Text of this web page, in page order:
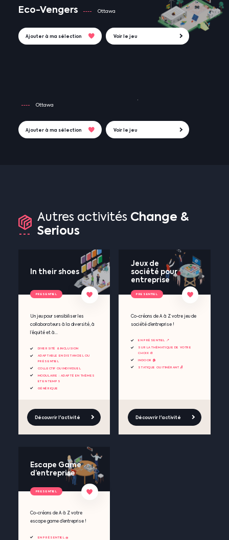
Eco-Vengers Ottawa
Ajouter à ma sélection Voir le jeu
Ottawa
Ajouter à ma sélection Voir le jeu
Autres activités Change &
Serious
In their shoes
Un jeu pour sensibiliser les
collaborateurs à la diversité, à
l’équité et à...
DIVERSITÉ & INCLUSION
ADAPTABLE EN DISTANCIEL OU
PRÉSENTIEL
COLLECTIF OU INDIVIDUEL
MODULAIRE : ADAPTÉ EN THÈMES
ET EN TEMPS
GÉNÉRIQUE
Découvrir l'activité
PRESENTIEL
Jeux de
société pour
entreprise
Co-créons de A à Z votre jeu de
société d’entreprise !
EN PRÉSENTIEL 📍
SUR LA THÉMATIQUE DE VOTRE
CHOIX 🎨
INDOOR 🏠
STATIQUE OU ITINÉRANT 🪑
Découvrir l'activité
PRESENTIEL
Escape Game
d’entreprise
Co-créons de A à Z votre
escape game d’entreprise !
EN PRÉSENTIEL 🧺
PRESENTIEL